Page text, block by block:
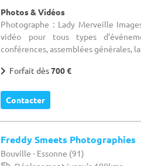
Photos & Vidéos
Photographe : Lady Merveille
vidéo pour tous types
conférences, assemblées générales,
Forfait dès700 €
Contacter
Freddy Smeets Photographies
Bouville - Essonne (91)